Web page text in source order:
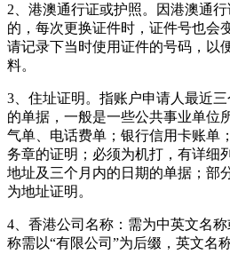
2、港澳通行证或护照。因港澳通
的，每次更换证件时，证件号也会
请记录下当时使用证件的号码，以
料。
3、住址证明。指账户申请人最近
的单据，一般是一些公共事业单位
气单、电话费单；银行信用卡账单
务章的证明；必须为机打，有详细
地址及三个月内的日期的单据；部
为地址证明。
4、香港公司名称：需为中英文名
称需以“有限公司”为后缀，英文名